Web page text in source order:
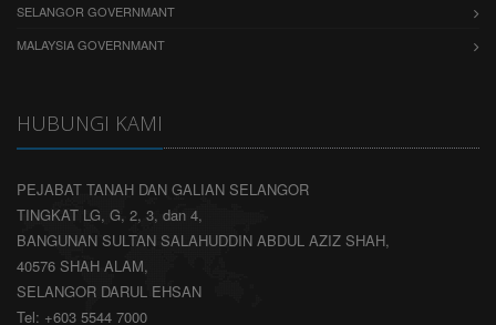
SELANGOR GOVERNMANT
MALAYSIA GOVERNMANT
HUBUNGI KAMI
PEJABAT TANAH DAN GALIAN SELANGOR
TINGKAT LG, G, 2, 3, dan 4,
BANGUNAN SULTAN SALAHUDDIN ABDUL AZIZ SHAH,
40576 SHAH ALAM,
SELANGOR DARUL EHSAN
Tel: +603 5544 7000